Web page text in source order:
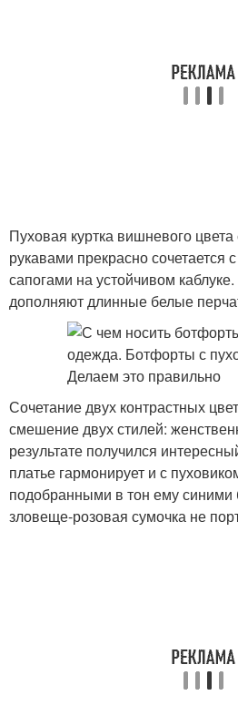
Пуховая куртка вишневого
рукавами прекрасно
сапогами на устойчивом
дополняют длинные белые
Сочетание двух контрастных
смешение двух стилей:
результате получился
платье гармонирует и с
подобранными в тон ему
зловеще-розовая сумочка не